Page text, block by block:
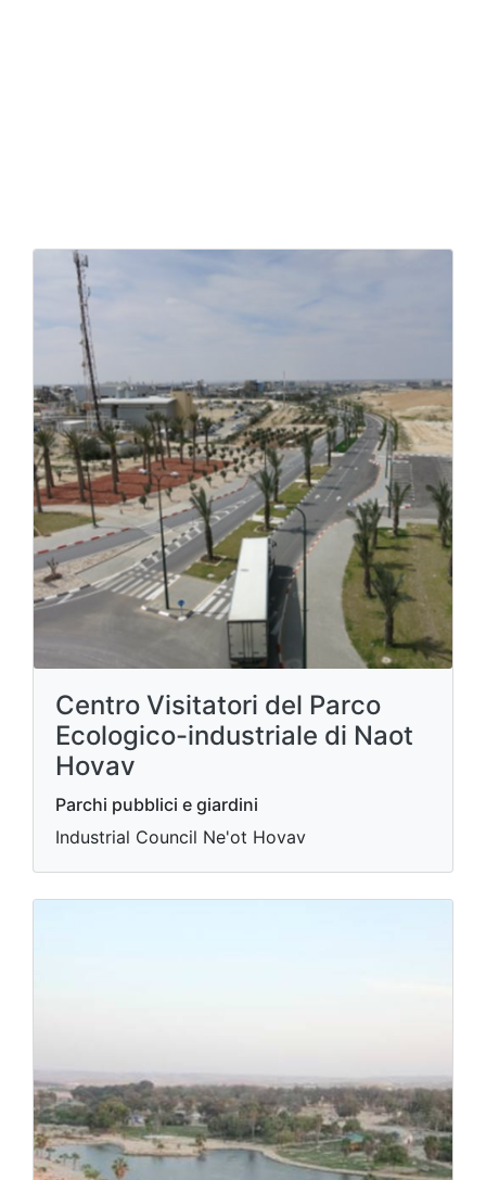
Centro Visitatori del Parco
Ecologico-industriale di Naot
Hovav
Parchi pubblici e giardini
Industrial Council Ne'ot Hovav